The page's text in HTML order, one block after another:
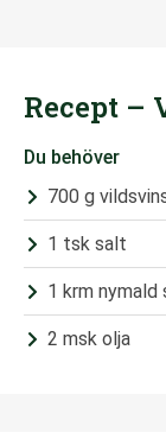
Recept –
Du behöver
700 g
1 tsk salt
1 krm nymald
2 msk olja